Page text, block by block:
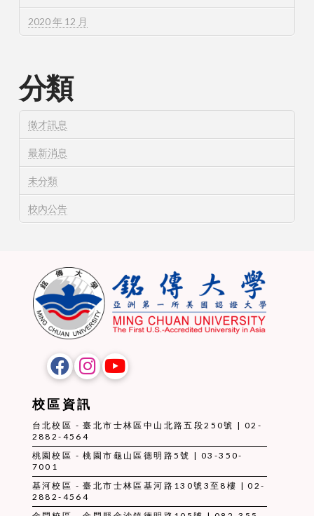
2020 年 12 月
分類
徵才訊息
最新消息
未分類
校內公告
校區資訊
台北校區 - 臺北市士林區中山北路五段250號 | 02-
2882-4564
桃園校區 - 桃園市龜山區德明路5號 | 03-350-
7001
基河校區 - 臺北市士林區基河路130號3至8樓 | 02-
2882-4564